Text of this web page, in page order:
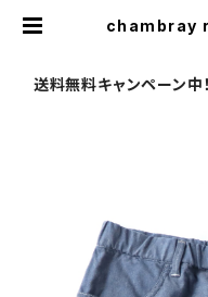
chambray
送料無料キャンペーン中！